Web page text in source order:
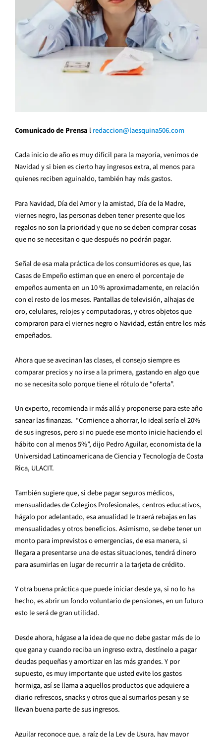
Comunicado de Prensa l redaccion@laesquina506.com
Cada inicio de año es muydifícil para la mayoría, venimos de
Navidad y si bien es cierto hay ingresos extra, al menos para
quienes reciben aguinaldo, también hay más gastos.
Para Navidad, Día del Amor y la amistad, Día de la Madre,
viernes negro, las personas deben tener presente que los
regalos no son la prioridad y que no se deben comprar cosas
que no se necesitan o que después no podrán pagar.
Señal de esa mala práctica de los consumidores es que, las
Casas de Empeño estiman que en enero el porcentaje de
empeños aumenta en un 10 % aproximadamente, en relación
con el resto de los meses. Pantallas de televisión, alhajas de
oro, celulares, relojes y computadoras, y otros objetos que
compraron para el viernes negro o Navidad, están entre los más
empeñados.
Ahora que se avecinan las clases, el consejo siempre es
comparar precios y no irse a la primera, gastando en algo que
no se necesita solo porque tiene el rótulo de “oferta”.
Un experto, recomienda ir más allá y proponerse para este año
sanear las finanzas. “Comience a ahorrar, lo ideal sería el 20%
de sus ingresos, pero si no puede ese monto inicie haciendo el
hábito con al menos 5%”, dijo Pedro Aguilar, economista de la
Universidad Latinoamericana de Ciencia y Tecnología de Costa
Rica, ULACIT.
También sugiere que, si debe pagar seguros médicos,
mensualidades de Colegios Profesionales, centros educativos,
hágalo por adelantado, esa anualidad le traerá rebajas en las
mensualidades y otros beneficios. Asimismo, se debe tener un
monto para imprevistos o emergencias, de esa manera, si
llegara a presentarse una de estas situaciones, tendrá dinero
para asumirlas en lugar de recurrir a la tarjeta de crédito.
Y otra buena práctica que puede iniciar desde ya, si no lo ha
hecho, es abrir un fondo voluntario de pensiones, en un futuro
esto le será de gran utilidad.
Desde ahora, hágase a la idea de que no debe gastar más de lo
que gana y cuando reciba un ingreso extra, destínelo a pagar
deudas pequeñas y amortizar en las más grandes. Y por
supuesto, es muy importante que usted evite los gastos
hormiga, así se llama a aquellos productos que adquiere a
diario refrescos, snacks y otros que al sumarlos pesan y se
llevan buena parte de sus ingresos.
Aguilar reconoce que, a raíz de la Ley de Usura, hay mayor